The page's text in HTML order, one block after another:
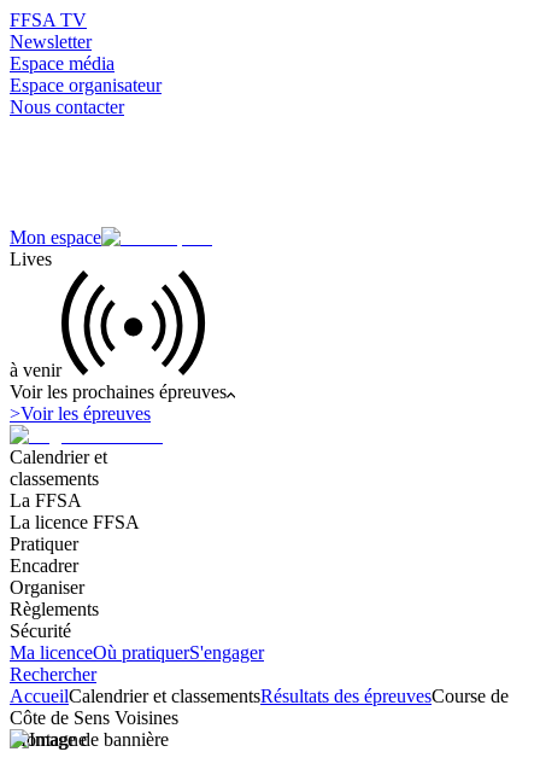
FFSA TV
Newsletter
Espace média
Espace organisateur
Nous contacter
Mon espace
Lives
à venir
Voir les prochaines épreuves
>Voir les épreuves
Calendrier et
classements
La FFSA
La licence FFSA
Pratiquer
Encadrer
Organiser
Règlements
Sécurité
Ma licenceOù pratiquerS'engager
Rechercher
AccueilCalendrier et classementsRésultats des épreuvesCourse de
Côte de Sens Voisines
Montagne